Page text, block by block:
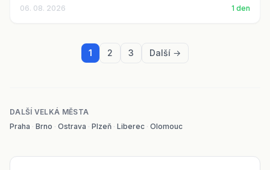
06. 08. 2026
1 den
1 2 3 Další →
DALŠÍ VELKÁ MĚSTA
Praha · Brno · Ostrava · Plzeň · Liberec · Olomouc